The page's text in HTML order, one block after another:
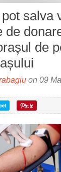
salva
de
de
on 09